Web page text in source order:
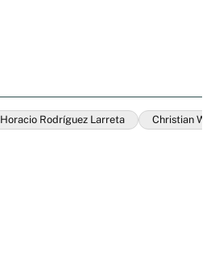
Horacio Rodríguez Larreta Christian